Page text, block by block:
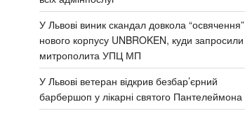
У Львові виник скандал довкола “освячення”
нового корпусу UNBROKEN, куди запросили
митрополита УПЦ МП
У Львові ветеран відкрив безбар’єрний
барбершоп у лікарні святого Пантелеймона